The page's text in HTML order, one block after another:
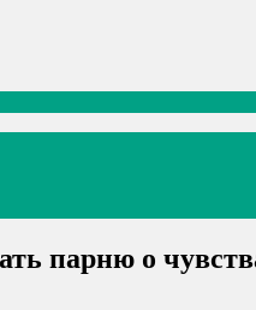
парню о